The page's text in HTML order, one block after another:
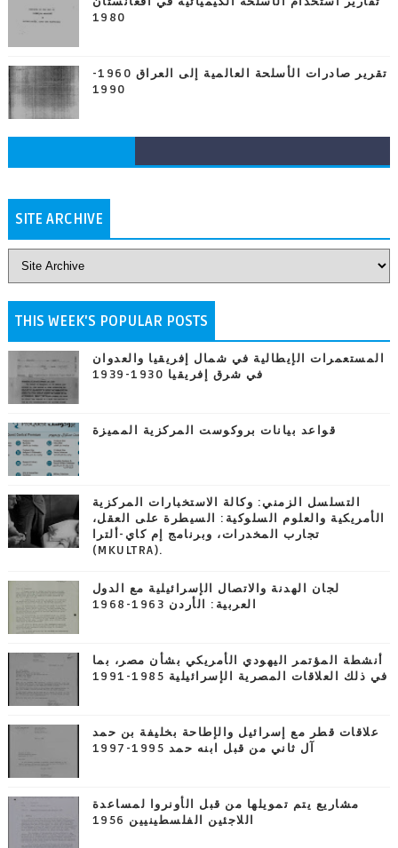
1980
تقرير صادرات الأسلحة العالمية إلى العراق 1960-
1990
SITE ARCHIVE
THIS WEEK'S POPULAR POSTS
المستعمرات الإيطالية في شمال إفريقيا والعدوان
في شرق إفريقيا 1930-1939
قواعد بيانات بروكوست المركزية المميزة
التسلسل الزمني: وكالة الاستخبارات المركزية
الأمريكية والعلوم السلوكية: السيطرة على العقل،
تجارب المخدرات، وبرنامج إم كاي-ألترا
(MKULTRA).
لجان الهدنة والاتصال الإسرائيلية مع الدول
العربية: الأردن 1963-1968
أنشطة المؤتمر اليهودي الأمريكي بشأن مصر، بما
في ذلك العلاقات المصرية الإسرائيلية 1985-1991
علاقات قطر مع إسرائيل والإطاحة بخليفة بن حمد
آل ثاني من قبل ابنه حمد 1995-1997
مشاريع يتم تمويلها من قبل الأونروا لمساعدة
اللاجئين الفلسطينيين 1956